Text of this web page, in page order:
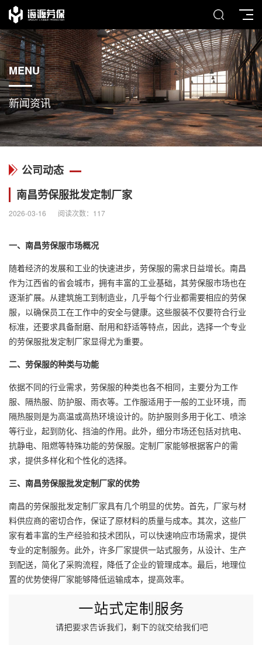
MENU
新闻资讯
公司动态
南昌劳保服批发定制厂家
2026-03-16 阅读次数： 117
一、南昌劳保服市场概况
随着经济的发展和工业的快速进步，劳保服的需求日益增长。南昌
作为江西省的省会城市，拥有丰富的工业基础，其劳保服市场也在
逐渐扩展。从建筑施工到制造业，几乎每个行业都需要相应的劳保
服，以确保员工在工作中的安全与健康。这些服装不仅要符合行业
标准，还要求具备耐磨、耐用和舒适等特点，因此，选择一个专业
的劳保服批发定制厂家显得尤为重要。
二、劳保服的种类与功能
依据不同的行业需求，劳保服的种类也各不相同，主要分为工作
服、隔热服、防护服、雨衣等。工作服适用于一般的工业环境，而
隔热服则是为高温或高热环境设计的。防护服则多用于化工、喷涂
等行业，起到防化、挡油的作用。此外，细分市场还包括对抗电、
抗静电、阻燃等特殊功能的劳保服。定制厂家能够根据客户的需
求，提供多样化和个性化的选择。
三、南昌劳保服批发定制厂家的优势
南昌的劳保服批发定制厂家具有几个明显的优势。首先，厂家与材
料供应商的密切合作，保证了原材料的质量与成本。其次，这些厂
家有着丰富的生产经验和技术团队，可以快速响应市场需求，提供
专业的定制服务。此外，许多厂家提供一站式服务，从设计、生产
到配送，简化了采购流程，降低了企业的管理成本。最后，地理位
置的优势使得厂家能够降低运输成本，提高效率。